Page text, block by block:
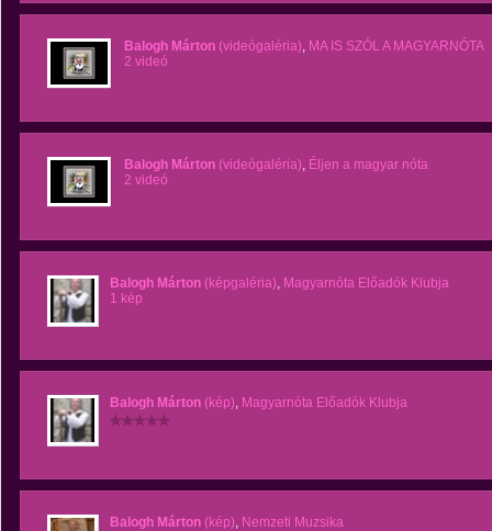
Balogh Márton (videógaléria), MA IS SZÓL A MAGYARNÓTA
2 videó
Balogh Márton (videógaléria), Éljen a magyar nóta
2 videó
Balogh Márton (képgaléria), Magyarnóta Előadók Klubja
1 kép
Balogh Márton (kép), Magyarnóta Előadók Klubja
Balogh Márton (kép), Nemzeti Muzsika